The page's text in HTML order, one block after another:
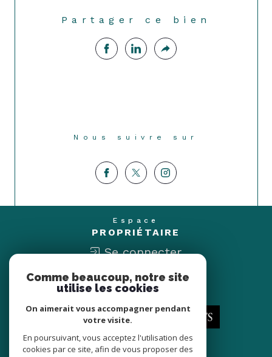
Partager ce bien
Nous suivre sur
Espace
PROPRIÉTAIRE
Se connecter
Nous
ADHÉRONS
Comme beaucoup, notre site
utilise les cookies
On aimerait vous accompagner pendant
votre visite.
En poursuivant, vous acceptez l'utilisation des
cookies par ce site, afin de vous proposer des